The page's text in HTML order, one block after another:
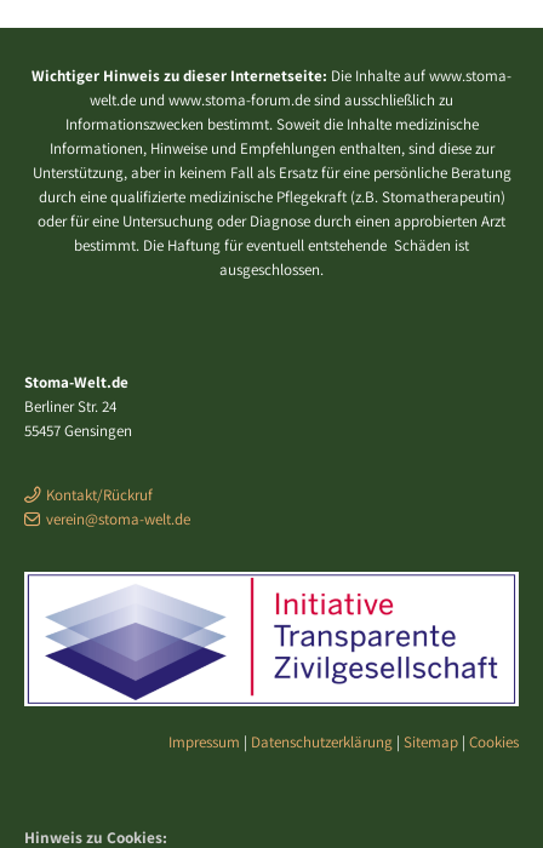
Hinweis zu Cookies:
Wichtiger Hinweis zu dieser Internetseite: Die Inhalte auf www.stoma-
welt.de und www.stoma-forum.de sind ausschließlich zu
Informationszwecken bestimmt. Soweit die Inhalte medizinische
Informationen, Hinweise und Empfehlungen enthalten, sind diese zur
Unterstützung, aber in keinem Fall als Ersatz für eine persönliche Beratung
durch eine qualifizierte medizinische Pflegekraft (z.B. Stomatherapeutin)
oder für eine Untersuchung oder Diagnose durch einen approbierten Arzt
bestimmt. Die Haftung für eventuell entstehende Schäden ist
ausgeschlossen.
Stoma-Welt.de
Berliner Str. 24
55457 Gensingen
Kontakt/Rückruf
verein@stoma-welt.de
Impressum | Datenschutzerklärung | Sitemap | Cookies